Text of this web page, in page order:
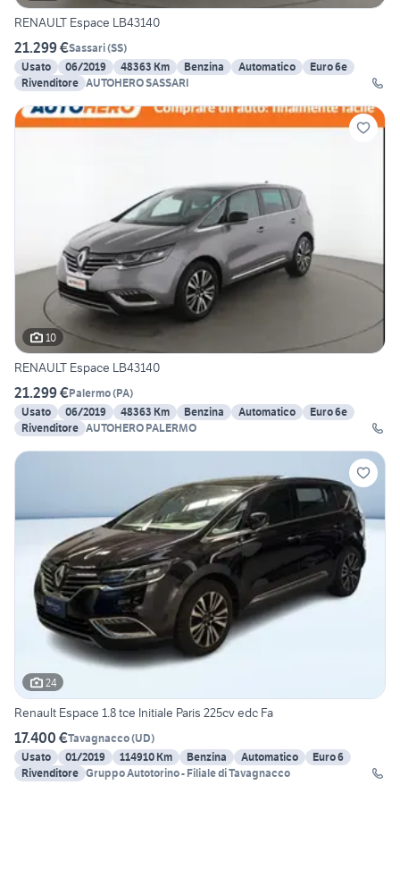
RENAULT Espace LB43140
21.299 €Sassari(SS)
Usato
06/2019 48363 Km Benzina Automatico
Euro 6e
Rivenditore AUTOHERO SASSARI
10
RENAULT Espace LB43140
21.299 €Palermo(PA)
Usato
06/2019 48363 Km Benzina Automatico
Euro 6e
Rivenditore AUTOHERO PALERMO
24
Renault Espace 1.8 tce Initiale Paris 225cv edc Fa
17.400 €Tavagnacco(UD)
Usato
01/2019 114910 Km Benzina Automatico
Euro 6
Rivenditore Gruppo Autotorino - Filiale di Tavagnacco